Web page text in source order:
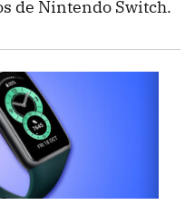
de Nintendo Switch.